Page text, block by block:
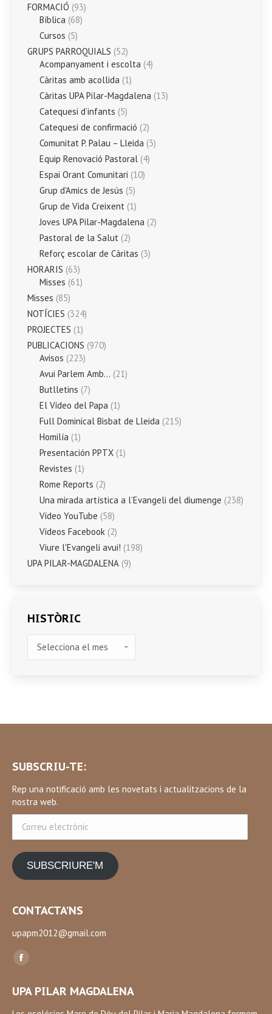
FORMACIÓ (93)
Bíblica (68)
Cursos (5)
GRUPS PARROQUIALS (52)
Acompanyament i escolta (4)
Càritas amb acollida (1)
Càritas UPA Pilar-Magdalena (13)
Catequesi d’infants (5)
Catequesi de confirmació (2)
Comunitat P. Palau – Lleida (3)
Equip Renovació Pastoral (4)
Espai Orant Comunitari (10)
Grup d'Amics de Jesús (5)
Grup de Vida Creixent (1)
Joves UPA Pilar-Magdalena (2)
Pastoral de la Salut (2)
Reforç escolar de Càritas (3)
HORARIS (63)
Misses (61)
Misses (85)
NOTÍCIES (324)
PROJECTES (1)
PUBLICACIONS (970)
Avisos (223)
Avui Parlem Amb… (21)
Butlletins (7)
El Vídeo del Papa (1)
Full Dominical Bisbat de Lleida (215)
Homilía (1)
Presentación PPTX (1)
Revistes (1)
Rome Reports (2)
Una mirada artística a l’Evangeli del diumenge (238)
Vídeo YouTube (58)
Vídeos Facebook (2)
Viure l'Evangeli avui! (198)
UPA PILAR-MAGDALENA (9)
HISTÒRIC
SUBSCRIU-TE:
Rep una notificació amb les novetats i actualitzacions de la
nostra web.
electrònic
SUBSCRIURE'M
CONTACTA’NS
upapm2012@gmail.com
Find us on:
Facebook
opens
in
UPA PILAR MAGDALENA